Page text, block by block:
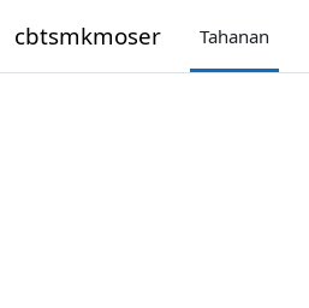
cbtsmkmoser Tahanan